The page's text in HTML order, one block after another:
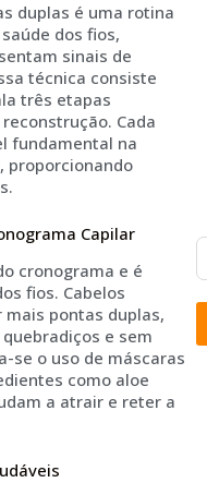
duplas é uma rotina
dos fios,
sinais de
técnica consiste
três etapas
Cada
fundamental na
proporcionando
Capilar
cronograma e é
fios. Cabelos
pontas duplas,
e sem
se o uso de máscaras
como aloe
a atrair e reter a